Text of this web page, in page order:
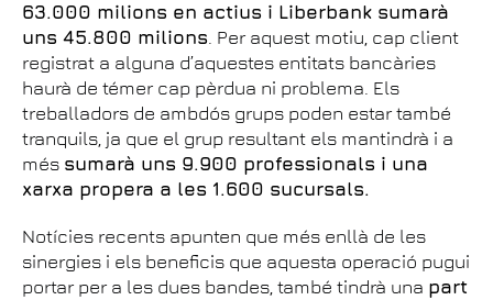
63.000 milions en actius i Liberbank sumarà
uns 45.800 milions. Per aquest motiu, cap client
registrat a alguna d’aquestes entitats bancàries
haurà de témer cap pèrdua ni problema. Els
treballadors de ambdós grups poden estar també
tranquils, ja que el grup resultant els mantindrà i a
més sumarà uns 9.900 professionals i una
xarxa propera a les 1.600 sucursals.
Notícies recents apunten que més enllà de les
sinergies i els beneficis que aquesta operació pugui
portar per a les dues bandes, també tindrà una part